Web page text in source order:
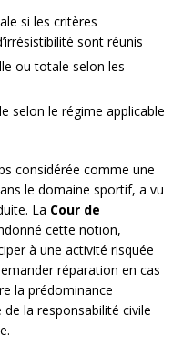
si les critères
sont réunis
ou totale selon les
selon le régime applicable
considérée comme une
le domaine sportif, a vu
La Cour de
cette notion,
à une activité risquée
réparation en cas
la prédominance
la responsabilité civile